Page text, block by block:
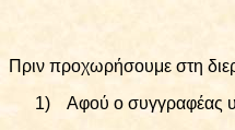
Πριν προχωρήσουμε στη
1)
Αφού ο συγγραφέας